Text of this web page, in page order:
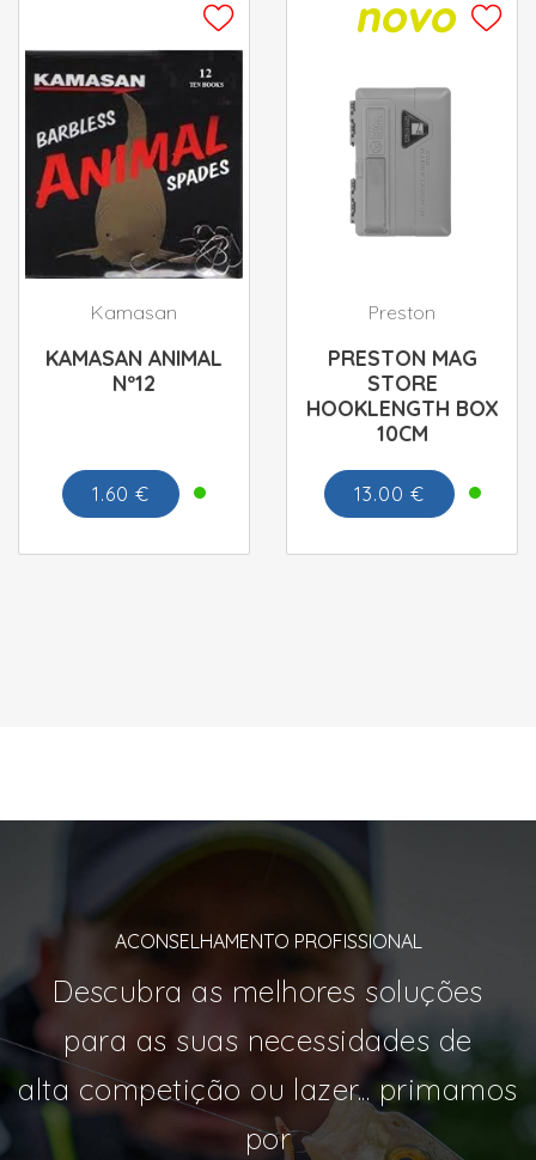
Kamasan
KAMASAN ANIMAL
Nº12
1.60 €
Preston
PRESTON MAG
STORE
HOOKLENGTH BOX
10CM
13.00 €
ACONSELHAMENTO PROFISSIONAL
Descubra as melhores soluções
para as suas necessidades de
alta competição ou lazer... primamos
por